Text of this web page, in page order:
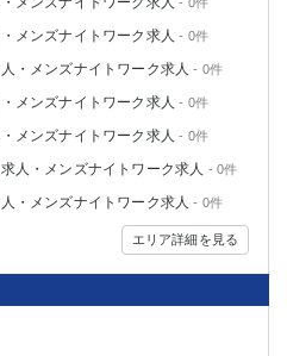
メンズナイトワーク求人 - 0件
・メンズナイトワーク求人 - 0件
メンズナイトワーク求人 - 0件
メンズナイトワーク求人 - 0件
人・メンズナイトワーク求人 - 0件
・メンズナイトワーク求人 - 0件
エリア詳細を見る